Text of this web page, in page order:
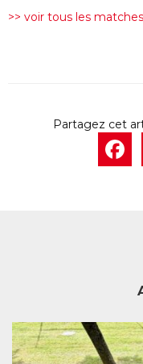
>> voir tous les